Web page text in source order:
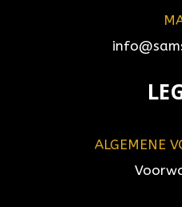
ALGEMENE